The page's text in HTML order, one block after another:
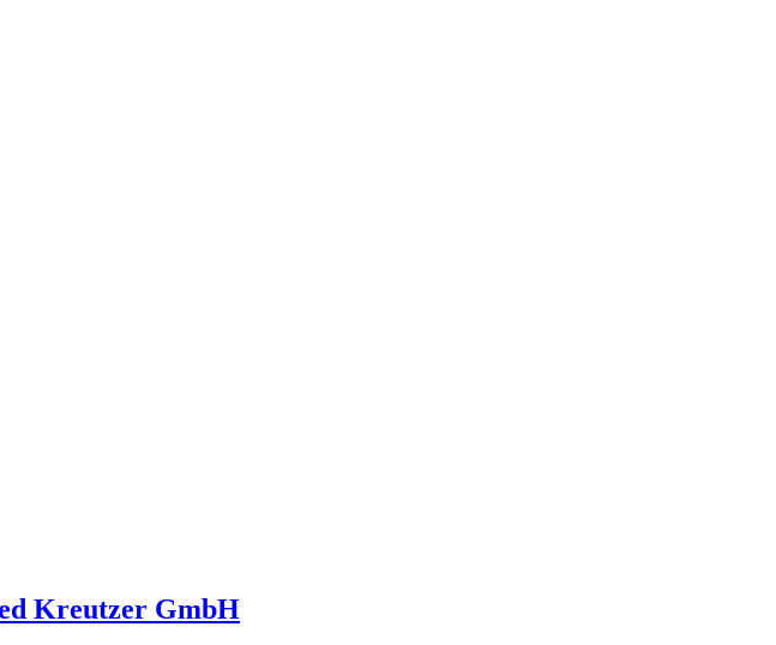
Kreutzer GmbH